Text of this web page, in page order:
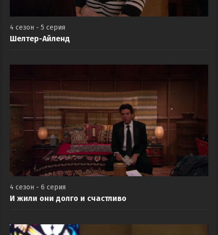
4 сезон - 5 серия
Шелтер-Айленд
4 сезон - 6 серия
И жили они долго и счастливо